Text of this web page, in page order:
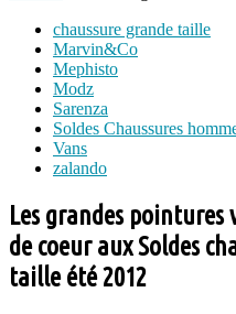
chaussure grande taille
Marvin&Co
Mephisto
Modz
Sarenza
Soldes Chaussures
Vans
zalando
Les grandes
de coeur aux Soldes
taille été 2012